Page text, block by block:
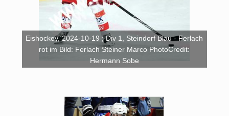
Eishockey, 2024-10-19 ; Div 1, Steindorf Blau - Ferlach
rot im Bild: Ferlach Steiner Marco PhotoCredit:
Hermann Sobe